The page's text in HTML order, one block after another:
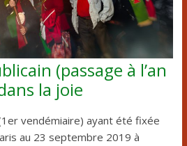
(passage à l’an
la joie
vendémiaire) ayant été fixée
au 23 septembre 2019 à